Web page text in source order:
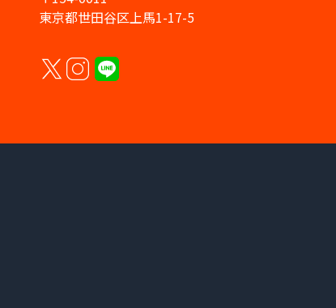
東京都世田谷区上馬1-17-5